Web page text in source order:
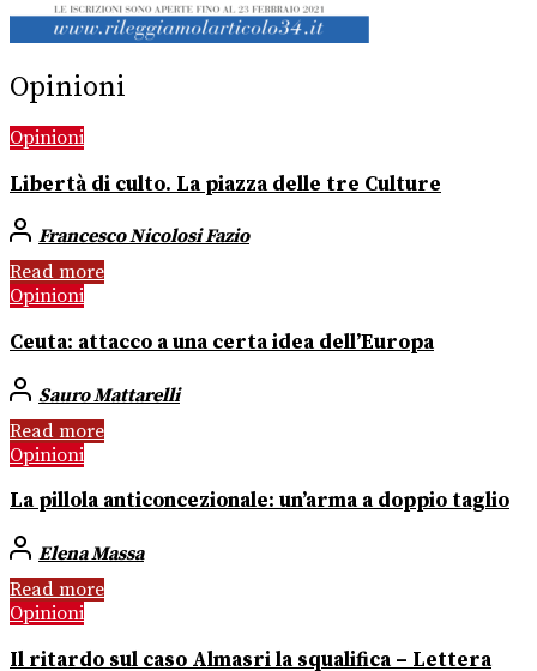
Opinioni
Opinioni
Libertà di culto. La piazza delle tre Culture
Francesco Nicolosi Fazio
Read more
Opinioni
Ceuta: attacco a una certa idea dell’Europa
Sauro Mattarelli
Read more
Opinioni
La pillola anticoncezionale: un’arma a doppio taglio
Elena Massa
Read more
Opinioni
Il ritardo sul caso Almasri la squalifica – Lettera